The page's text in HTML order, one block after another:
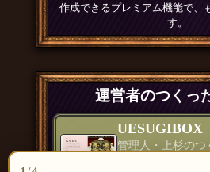
作成できるプレミアム機能で、
す。
運営者のつくっ
UESUGIBOX
管理人・上杉のつ